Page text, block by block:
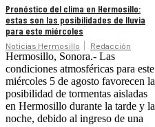
Pronóstico del clima en Hermosillo:
estas son las posibilidades de lluvia
para este miércoles
Noticias Hermosillo Redacción
Hermosillo, Sonora.- Las
condiciones atmosféricas para este
miércoles 5 de agosto favorecen la
posibilidad de tormentas aisladas
en Hermosillo durante la tarde y la
noche, debido al ingreso de una